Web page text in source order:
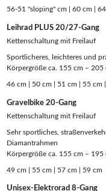
56-51 "sloping" cm | 60 cm |
Leihrad PLUS 20/27-Gang
Kettenschaltung mit Freilauf
Sportlicheres, leichteres und
Körpergröße ca. 155 cm – 205
46 cm | 50 cm | 51 cm | 55 cm
Gravelbike 20-Gang
Kettenschaltung mit Freilauf
Sehr sportliches,
Diamantrahmen
Körpergröße ca. 155 cm – 195
49 cm | 55 cm | 57 cm | 59 cm
Unisex-Elektrorad 8-Gang